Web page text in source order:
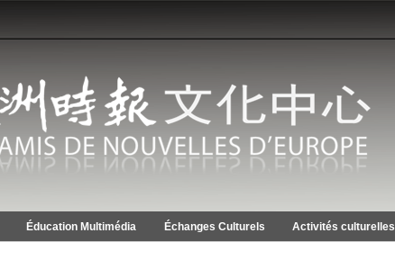
Éducation Multimédia Échanges Culturels Activités culturelles